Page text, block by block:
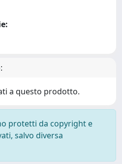
a questo prodotto.
protetti da copyright e
salvo diversa